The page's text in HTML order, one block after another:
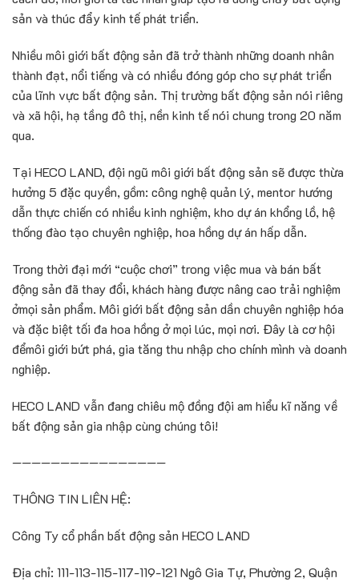
sản và thúc đẩy kinh tếphát triển.
Nhiều môi giới bất động sản đã trởthành những doanh nhân
thành đạt, nổi tiếng và có nhiều đóng góp cho sựphát triển
của lĩnh vực bất động sản. Thịtrường bất động sản nói riêng
và xã hội, hạ tầng đô thị, nền kinh tếnói chung trong 20 năm
qua.
Tại HECO LAND, đội ngũ môi giới bất động sản sẽ được thừa
hưởng 5 đặc quyền, gồm: công nghệquản lý, mentor hướng
dẫn thực chiến có nhiều kinh nghiệm, kho dựán khổng lồ, hệ
thống đào tạo chuyên nghiệp, hoa hồng dựán hấp dẫn.
Trong thời đại mới “cuộc chơi” trong việc mua và bán bất
động sản đã thay đổi, khách hàng được nâng cao trải nghiệm
ởmọi sản phẩm. Môi giới bất động sản dần chuyên nghiệp hóa
và đặc biệt tối đa hoa hồng ởmọi lúc, mọi nơi. Đây là cơ hội
đểmôi giới bứt phá, gia tăng thu nhập cho chính mình và doanh
nghiệp.
HECO LAND vẫn đang chiêu mộ đồng đội am hiểu kĩ năng về
bất động sản gia nhập cùng chúng tôi!
————————————————
THÔNG TIN LIÊN HỆ:
Công Ty cổphần bất động sản HECO LAND
Địa chỉ: 111-113-115-117-119-121 Ngô Gia Tự, Phường 2, Quận